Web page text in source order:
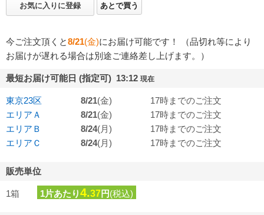
お気に入りに登録 あとで買う
今ご注文頂くと8/21(金)にお届け可能です！ （品切れ等により
お届けが遅れる場合は別途ご連絡差し上げます。）
最短お届け可能日 (指定可) 13:12 現在
東京23区 8/21(金)
17時までのご注文
エリアＡ
8/21(金)
17時までのご注文
エリアＢ
8/24(月)
17時までのご注文
エリアＣ
8/24(月) 17時までのご注文
販売単位
1箱 1片あたり4.37円(税込)